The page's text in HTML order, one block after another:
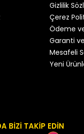
Gizlilik
Çerez
Ödeme
Garanti
Mesafeli
Yeni
BİZİ TAKİP EDİN